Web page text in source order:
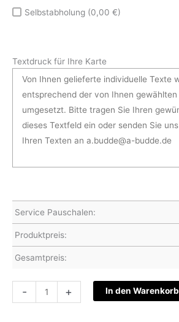
Selbstabholung (0,00 €)
Textdruck für Ihre Karte
Service Pauschalen:
Produktpreis:
Gesamtpreis:
-
Weihnachtskarte
S22-
+ In den Warenkorb